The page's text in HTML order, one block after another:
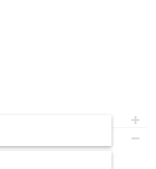
DEUREN